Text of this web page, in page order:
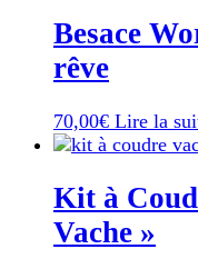
Besace
rêve
70,00€ Lire la
Kit à
Vache »